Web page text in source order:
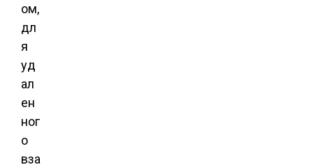
ом,
дл
я
уд
ал
ен
ног
о
вза